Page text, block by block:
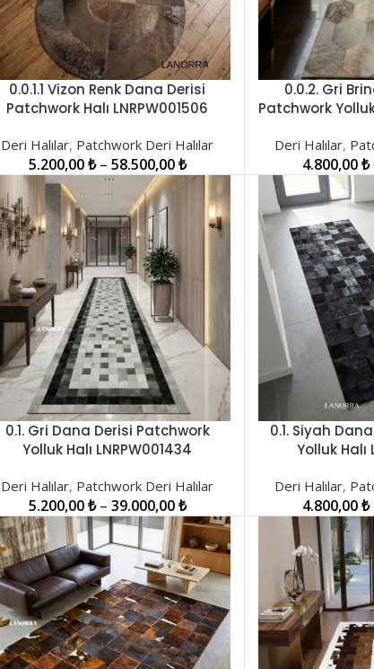
SEÇENEKLER
0.0.1.1 Vizon Renk Dana Derisi
Patchwork Halı LNRPW001506
Deri Halılar, Patchwork Deri Halılar
5.200,00₺ – 58.500,00₺
SEÇENEKLER
0.0.2. Gri
Patchwork Yolluk
Deri Halılar,
4.800,00₺
SEÇENEKLER
0.1. Gri Dana Derisi Patchwork
Yolluk Halı LNRPW001434
Deri Halılar, Patchwork Deri Halılar
5.200,00₺ – 39.000,00₺
SEÇENEKLER
0.1. Siyah
Yolluk Halı
Deri Halılar,
4.800,00₺